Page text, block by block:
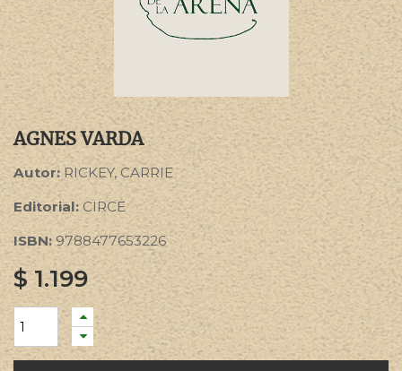
AGNES VARDA
Autor: RICKEY, CARRIE
Editorial: CIRCE
ISBN: 9788477653226
$1.199